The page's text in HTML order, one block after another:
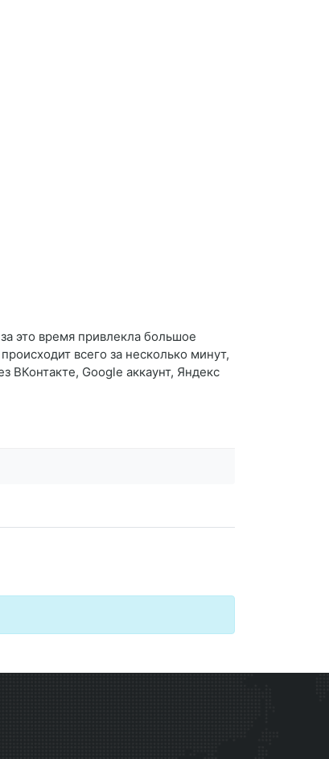
это время привлекла большое
всего за несколько минут,
ВКонтакте, Google аккаунт, Яндекс